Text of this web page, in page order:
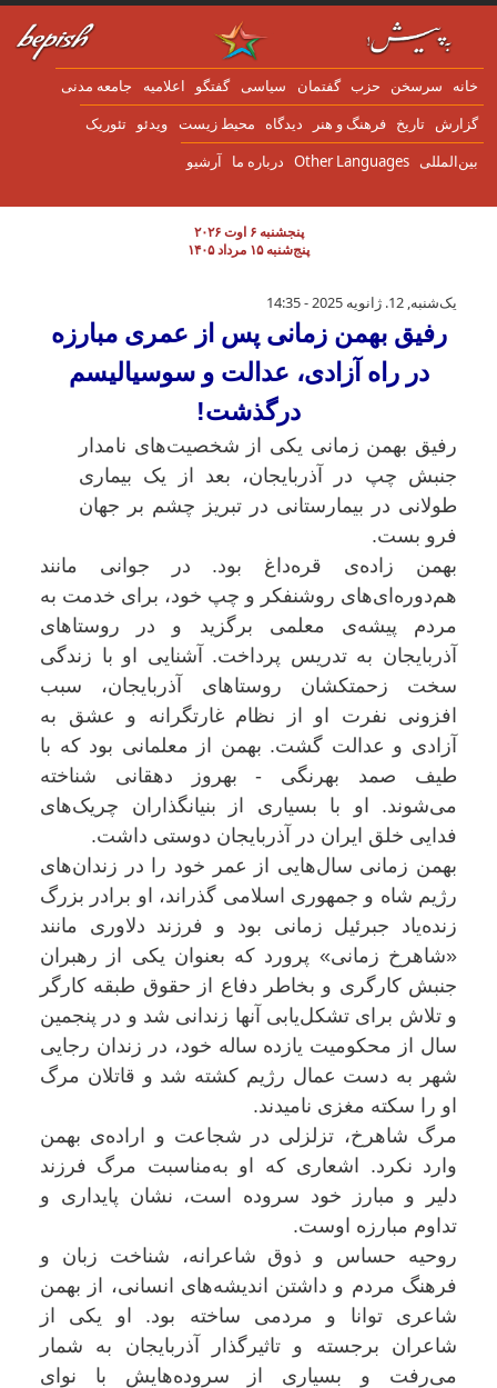
به محتوای اصلی
سرسخن حزب گفتمان سياسی گفتگو اعلاميه جامعه مدنی
تاریخ فرهنگ و هنر دیدگاه محیط زیست ویدئو تئوریک
Other Languages درباره ما آرشیو
پنجشنبه ۶ اوت ۲۰۲۶
پنج‌شنبه ۱۵ مرداد ۱۴۰۵
رفیق بهمن زمانی پس از عمری مبارزه در
یک‌شنبه, 12. ژانویه 2025 - 14:35
رفیق بهمن زمانی پس از عمری مبارزه
در راه آزادی، عدالت و سوسیالیسم
درگذشت!
رفیق بهمن زمانی یکی از شخصیت‌های نامدار
جنبش چپ در آذربایجان، بعد از یک بیماری
طولانی در بیمارستانی در تبریز چشم بر جهان
فرو بست.
بهمن زاده‌ی قره‌داغ بود. در جوانی مانند
هم‌دوره‌ای‌های روشنفکر و چپ خود، برای خدمت به
مردم پیشه‌ی معلمی برگزید و در روستاهای
آذربایجان به تدریس پرداخت. آشنایی او با زندگی
سخت زحمتکشان روستاهای آذربایجان، سبب
افزونی نفرت او از نظام غارتگرانه و عشق به
آزادی و عدالت گشت. بهمن از معلمانی بود که با
طیف صمد بهرنگی - بهروز دهقانی شناخته
می‌شوند. او با بسیاری از بنیانگذاران چریک‌های
فدایی خلق ایران در آذربایجان دوستی داشت.
بهمن زمانی سال‌هایی از عمر خود را در زندان‌های
رژیم شاه و جمهوری اسلامی گذراند، او برادر بزرگ
زنده‌یاد جبرئیل زمانی بود و فرزند دلاوری مانند
«شاهرخ زمانی» پرورد که بعنوان یکی از رهبران
جنبش کارگری و بخاطر دفاع از حقوق طبقه کارگر
و تلاش برای تشکل‌یابی آنها زندانی شد و در پنجمین
سال از محکومیت یازده ساله خود، در زندان رجایی
شهر به دست عمال رژیم کشته شد و قاتلان مرگ
او را سکته مغزی نامیدند.
مرگ شاهرخ، تزلزلی در شجاعت و اراده‌ی بهمن
وارد نکرد. اشعاری که او به‌مناسبت مرگ فرزند
دلیر و مبارز خود سروده است، نشان پایداری و
تداوم مبارزه اوست.
روحیه حساس و ذوق شاعرانه، شناخت زبان و
فرهنگ مردم و داشتن اندیشه‌های انسانی، از بهمن
شاعری توانا و مردمی ساخته بود. او یکی از
شاعران برجسته و تاثیرگذار آذربایجان به شمار
می‌رفت و بسیاری از سروده‌هایش با نوای